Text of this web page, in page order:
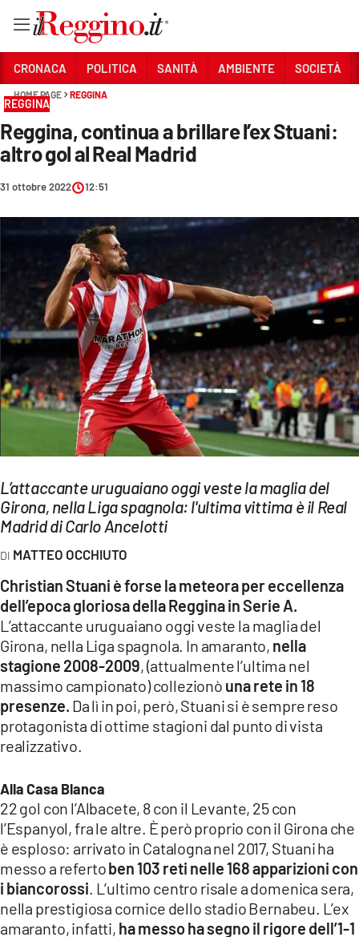
Sezioni
CRONACA
POLITICA
AMBIENTE
SOCIETÀ
CULTURA
ECONOMIA E LAVORO
EVENTI
SPORT
Streaming
LAC TV
LAC NETWORK
LAC ONAIR
LaC
Network
LACPLAY.IT
LACTV.IT
LACONAIR.IT
LACITYMAG.IT
COSENZACHANNEL.IT
ILVIBONESE.IT
CATANZAROCHANNEL.IT
LACAPITALENEWS.IT
CRONACA POLITICA SANITÀ AMBIENTE SOCIETÀ
HOME PAGE REGGINA
REGGINA
Reggina, continua a brillare l’ex Stuani:
altro gol al Real Madrid
31 ottobre 2022 12:51
L’attaccante uruguaiano oggi veste la maglia del
Girona, nella Liga spagnola: l'ultima vittima è il Real
Madrid di Carlo Ancelotti
MATTEO OCCHIUTO
Christian Stuani è forse la meteora per eccellenza
dell’epoca gloriosa della Reggina in Serie A.
L’attaccante uruguaiano oggi veste la maglia del
Girona, nella Liga spagnola. In amaranto, nella
stagione 2008-2009, (attualmente l’ultima nel
massimo campionato) collezionò una rete in 18
presenze. Da lì in poi, però, Stuani si è sempre reso
protagonista di ottime stagioni dal punto di vista
realizzativo.
Alla Casa Blanca
22 gol con l’Albacete, 8 con il Levante, 25 con
l’Espanyol, fra le altre. È però proprio con il Girona che
è esploso: arrivato in Catalogna nel 2017, Stuani ha
messo a refertoben 103 reti nelle 168 apparizioni con
i biancorossi . L’ultimo centro risale a domenica sera,
nella prestigiosa cornice dello stadio Bernabeu. L’ex
amaranto, infatti, ha messo ha segno il rigore dell’1-1